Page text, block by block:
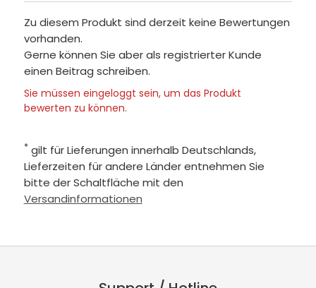
Zu diesem Produkt sind derzeit keine Bewertungen
vorhanden.
Gerne können Sie aber als registrierter Kunde
einen Beitrag schreiben.
Sie müssen eingeloggt sein, um das Produkt
bewerten zu können.
* gilt für Lieferungen innerhalb Deutschlands,
Lieferzeiten für andere Länder entnehmen Sie
bitte der Schaltfläche mit den
Versandinformationen